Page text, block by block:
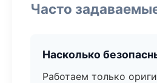
Часто
Насколько
Работаем только